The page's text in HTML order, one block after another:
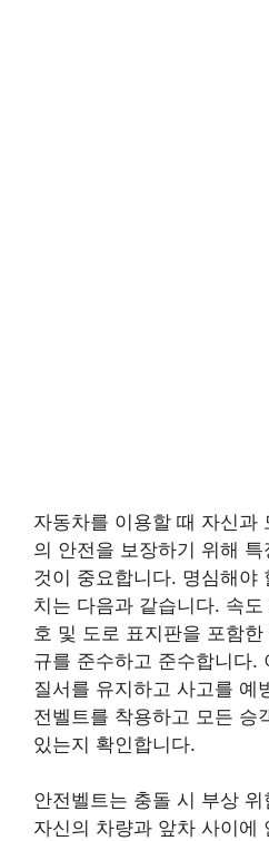
자동차를 이용할 때 자신과
의 안전을 보장하기 위해
것이 중요합니다. 명심해야
치는 다음과 같습니다. 속
호 및 도로 표지판을 포함
규를 준수하고 준수합니다.
질서를 유지하고 사고를 예
전벨트를 착용하고 모든 승
있는지 확인합니다.
안전벨트는 충돌 시 부상
자신의 차량과 앞차 사이에